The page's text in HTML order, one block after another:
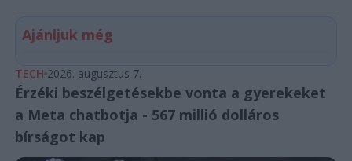
Ajánljuk még
TECH 2026. augusztus 7.
Érzéki beszélgetésekbe vonta a gyerekeket
a Meta chatbotja - 567 millió dolláros
bírságot kap